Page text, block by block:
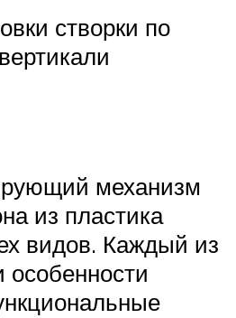
створки по
механизм
из пластика
видов. Каждый из
особенности